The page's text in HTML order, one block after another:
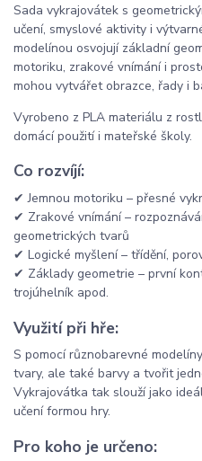
Sada vykrajovátek s
učení, smyslové aktivity i
modelínou osvojují základní
motoriku, zrakové vnímání i
mohou vytvářet obrazce, řady i
Vyrobeno z PLA materiálu z
domácí použití i mateřské školy.
Co rozvíjí:
✔ Jemnou motoriku – přesné
✔ Zrakové vnímání –
geometrických tvarů
✔ Logické myšlení – třídění,
✔ Základy geometrie – první
trojúhelník apod.
Využití při hře:
S pomocí různobarevné
tvary, ale také barvy a tvořit
Vykrajovátka tak slouží jako
učení formou hry.
Pro koho je určeno: